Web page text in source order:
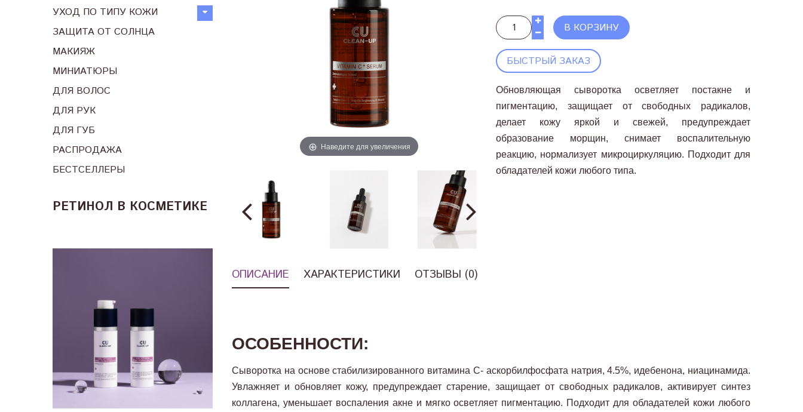
УХОД ПО ТИПУ КОЖИ
ЗАЩИТА ОТ СОЛНЦА
МАКИЯЖ
МИНИАТЮРЫ
ДЛЯ ВОЛОС
ДЛЯ РУК
ДЛЯ ГУБ
РАСПРОДАЖА
БЕСТСЕЛЛЕРЫ
РЕТИНОЛ В КОСМЕТИКЕ
Наведите для увеличения
В КОРЗИНУ
БЫСТРЫЙ ЗАКАЗ
Обновляющая сыворотка осветляет постакне и
пигментацию, защищает от свободных радикалов,
делает кожу яркой и свежей, предупреждает
образование морщин, снимает воспалительную
реакцию, нормализует микроциркуляцию. Подходит для
обладателей кожи любого типа.
ОПИСАНИЕ ХАРАКТЕРИСТИКИ ОТЗЫВЫ (0)
ОСОБЕННОСТИ:
Сыворотка на основе стабилизированного витамина С- аскорбилфосфата натрия, 4.5%, идебенона, ниацинамида.
Увлажняет и обновляет кожу, предупреждает старение, защищает от свободных радикалов, активирует синтез
коллагена, уменьшает воспаления акне и мягко осветляет пигментацию. Подходит для обладателей кожи любого